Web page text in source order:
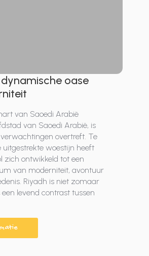
dynamische oase
van Saoedi Arabië
van Saoedi Arabië, is
overtreft. Te
uitgestrekte woestijn heeft
zich ontwikkeld tot een
van moderniteit, avontuur
Riyadh is niet zomaar
levend contrast tussen